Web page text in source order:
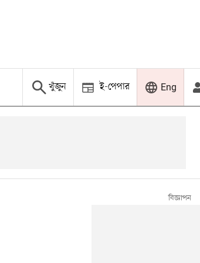
খুঁজুন ই-পেপার Eng